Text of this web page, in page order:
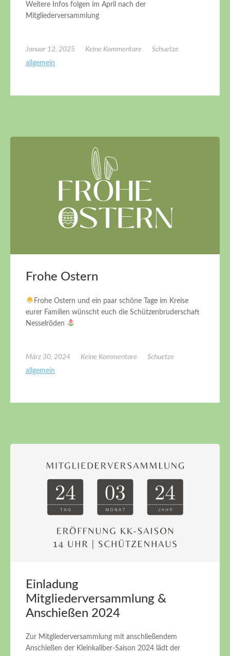
Weitere Infos folgen im April nach der
Mitgliederversammlung
Januar 12, 2025 Keine Kommentare
Schuetze
allgemein
Frohe Ostern
Frohe Ostern und ein paar schöne Tage im Kreise
eurer Familien wünscht euch die Schützenbruderschaft
Nesselröden
März 30, 2024 Keine Kommentare
Schuetze
allgemein
Einladung
Mitgliederversammlung &
Anschießen 2024
Zur Mitgliederversammlung mit anschließendem
Anschießen der Kleinkaliber-Saison 2024 lädt der